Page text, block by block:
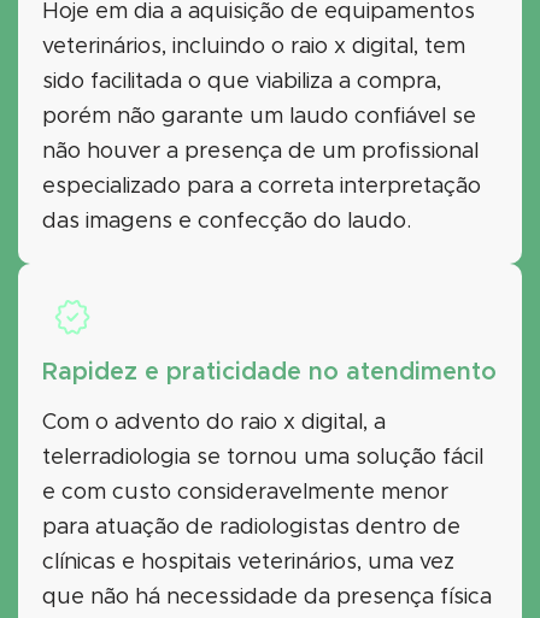
Hoje em dia a aquisição de equipamentos
veterinários, incluindo o raio x digital, tem
sido facilitada o que viabiliza a compra,
porém não garante um laudo confiável se
não houver a presença de um profissional
especializado para a correta interpretação
das imagens e confecção do laudo.
Rapidez e praticidade no atendimento
Com o advento do raio x digital, a
telerradiologia se tornou uma solução fácil
e com custo consideravelmente menor
para atuação de radiologistas dentro de
clínicas e hospitais veterinários, uma vez
que não há necessidade da presença física